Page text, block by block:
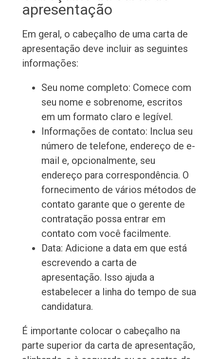
apresentação
Em geral, o cabeçalho de uma carta de
apresentação deve incluir as seguintes
informações:
Seu nome completo: Comece com
seu nome e sobrenome, escritos
em um formato claro e legível.
Informações de contato: Inclua seu
número de telefone, endereço de e-
mail e, opcionalmente, seu
endereço para correspondência. O
fornecimento de vários métodos de
contato garante que o gerente de
contratação possa entrar em
contato com você facilmente.
Data: Adicione a data em que está
escrevendo a carta de
apresentação. Isso ajuda a
estabelecer a linha do tempo de sua
candidatura.
É importante colocar o cabeçalho na
parte superior da carta de apresentação,